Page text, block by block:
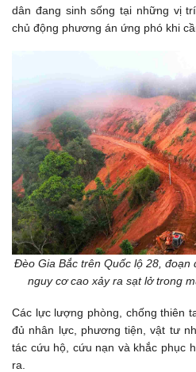
dân đang sinh sống tại những vị
chủ động phương án ứng phó khi
Đèo Gia Bắc trên Quốc lộ 28, đoạn
nguy cơ cao xảy ra sạt lở trong
Các lực lượng phòng, chống thiên
đủ nhân lực, phương tiện, vật tư
tác cứu hộ, cứu nạn và khắc phục
ra.